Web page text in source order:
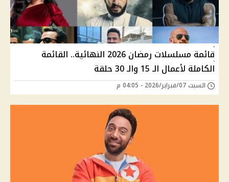
قائمة مسلسلات رمضان 2026 النهائية.. القائمة
الكاملة لأعمال الـ 15 والـ 30 حلقة
السبت 07/فبراير/2026 - 04:05 م